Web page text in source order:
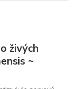
živých
~